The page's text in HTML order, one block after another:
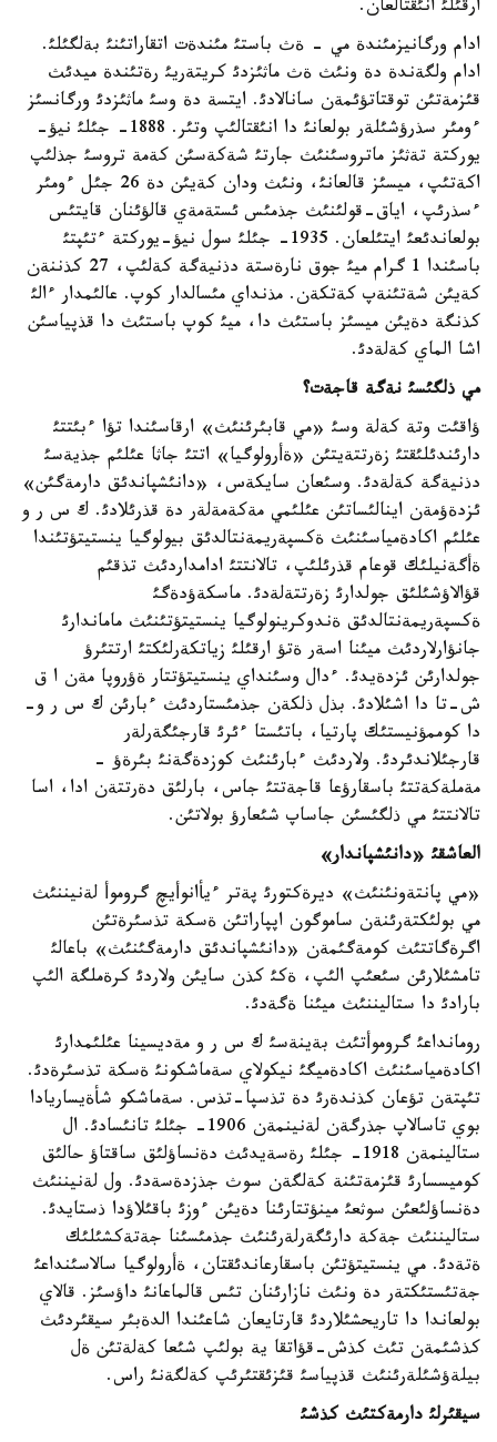
ارقئلئ انئقتالعان.
ادام ورگانيزمئندة مي - ةث باستئ مئندةت اتقاراتئنئ بةلگئلئ.
ادام ولگةندة دة ونئث ةث ماثئزدئ كريتةريئ رةتئندة ميدئث
قئزمةتئن توقتاتؤئمةن سانالادئ. ايتسة دة وسئ ماثئزدئ ورگانسئز
ءومئر سذرؤشئلةر بولعانئ دا انئقتالئپ وتئر. 1888- جئلئ نيؤ-
يوركتة تةثئز ماتروسئنئث جارتئ شةكةسئن كةمة تروسئ جذلئپ
اكةتئپ، ميسئز قالعانئ، ونئث ودان كةيئن دة 26 جئل ءومئر
ءسذرئپ، اياق-قولئنئث جذمئس ئستةمةي قالؤئنان قايتئس
بولعاندئعئ ايتئلعان. 1935- جئلئ سول نيؤ-يوركتة ءتئپتئ
باسئندا 1 گرام ميئ جوق نارةستة دذنيةگة كةلئپ، 27 كذننةن
كةيئن شةتئنةپ كةتكةن. مذنداي مئسالدار كوپ. عالئمدار ءالئ
كذنگة دةيئن ميسئز باستئث دا، ميئ كوپ باستئث دا قذپياسئن
اشا الماي كةلةدئ.
مي ذلگئسئ نةگة قاجةت؟
ؤاقئت وتة كةلة وسئ «مي قابئرئنئث» ارقاسئندا تؤا ءبئتتئ
دارئندئلئقتئ زةرتتةيتئن «ةأرولوگيا» اتتئ جاثا عئلئم جذيةسئ
دذنيةگة كةلةدئ. وسئعان سايكةس، «دانئشپاندئق دارمةگئن»
ئزدةؤمةن اينالئساتئن عئلئمي مةكةمةلةر دة قذرئلادئ. ك س ر و
عئلئم اكادةمياسئنئث ةكسپةريمةنتالدئق بيولوگيا ينستيتؤتئندا
ةأگةنيلئك قوعام قذرئلئپ، تالانتتئ ادامداردئث تذقئم
قؤالاؤشئلئق جولدارئ زةرتتةلةدئ. ماسكةؤدةگئ
ةكسپةريمةنتالدئق ةندوكرينولوگيا ينستيتؤتئنئث ماماندارئ
جانؤارلاردئث ميئنا اسةر ةتؤ ارقئلئ زياتكةرلئكتئ ارتتئرؤ
جولدارئن ئزدةيدئ. ءدال وسئنداي ينستيتؤتتار ةؤروپا مةن ا ق
ش-تا دا اشئلادئ. بذل ذلكةن جذمئستاردئث ءبارئن ك س ر و-
دا كوممؤنيستئك پارتيا، باتئستا ءئرئ قارجئگةرلةر
قارجئلاندئردئ. ولاردئث ءبارئنئث كوزدةگةنئ بئرةؤ -
مةملةكةتتئ باسقارؤعا قاجةتتئ جاس، بارلئق دةرتتةن ادا، اسا
تالانتتئ مي ذلگئسئن جاساپ شئعارؤ بولاتئن.
العاشقئ «دانئشپاندار»
«مي پانتةونئنئث» ديرةكتورئ پةتر ءيأانوأيچ گروموأ لةنيننئث
مي بولئكتةرئنةن ساموگون اپپاراتئن ةسكة تذسئرةتئن
اگرةگاتتئث كومةگئمةن «دانئشپاندئق دارمةگئنئث» باعالئ
تامشئلارئن سئعئپ الئپ، ةكئ كذن سايئن ولاردئ كرةملگة الئپ
بارادئ دا ستاليننئث ميئنا ةگةدئ.
رومانداعئ گروموأتئث بةينةسئ ك س ر و مةديسينا عئلئمدارئ
اكادةمياسئنئث اكادةميگئ نيكولاي سةماشكونئ ةسكة تذسئرةدئ.
تئپتةن تؤعان كذندةرئ دة تذسپا-تذس. سةماشكو شأةيساريادا
بوي تاسالاپ جذرگةن لةنينمةن 1906- جئلئ تانئسادئ. ال
ستالينمةن 1918- جئلئ رةسةيدئث دةنساؤلئق ساقتاؤ حالئق
كوميسسارئ قئزمةتئنة كةلگةن سوث جذزدةسةدئ. ول لةنيننئث
دةنساؤلئعئن سوثعئ مينؤتتارئنا دةيئن ءوزئ باقئلاؤدا ذستايدئ.
ستاليننئث جةكة دارئگةرلةرئنئث جذمئسئنا جةتةكشئلئك
ةتةدئ. مي ينستيتؤتئن باسقارعاندئقتان، ةأرولوگيا سالاسئنداعئ
جةتئستئكتةر دة ونئث نازارئنان تئس قالماعانئ داؤسئز. قالاي
بولعاندا دا تاريحشئلاردئ قارتايعان شاعئندا الدةبئر سيقئردئث
كذشئمةن تئث كذش-قؤاتقا ية بولئپ شئعا كةلةتئن ةل
بيلةؤشئلةرئنئث قذپياسئ قئزئقتئرئپ كةلگةنئ راس.
سيقئرلئ دارمةكتئث كذشئ